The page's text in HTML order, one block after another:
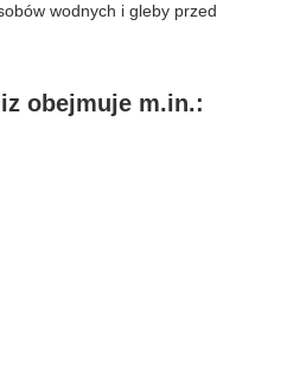
wodnych i gleby przed
obejmuje m.in.: